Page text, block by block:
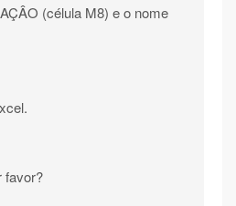
(célula M8) e o nome
favor?